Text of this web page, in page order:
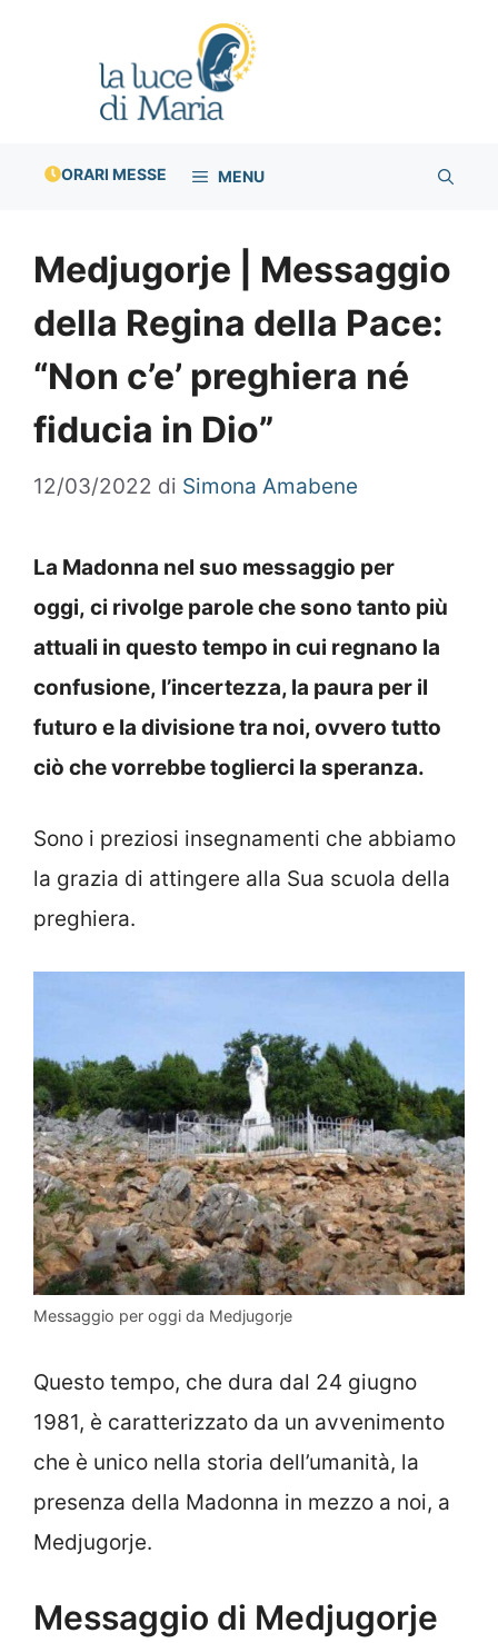
ORARI MESSE MENU
Medjugorje | Messaggio
della Regina della Pace:
“Non c’e’ preghiera né
fiducia in Dio”
12/03/2022 di Simona Amabene
La Madonna nel suo messaggio per
oggi, ci rivolge parole che sono tanto più
attuali in questo tempo in cui regnano la
confusione, l’incertezza, la paura per il
futuro e la divisione tra noi, ovvero tutto
ciò che vorrebbe toglierci la speranza.
Sono i preziosi insegnamenti che abbiamo
la grazia di attingere alla Sua scuola della
preghiera.
Messaggio per oggi da Medjugorje
Questo tempo, che dura dal 24 giugno
1981, è caratterizzato da un avvenimento
che è unico nella storia dell’umanità, la
presenza della Madonna in mezzo a noi, a
Medjugorje.
Messaggio di Medjugorje